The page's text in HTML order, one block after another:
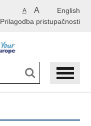
English
A A
Prilagodba pristupačnosti